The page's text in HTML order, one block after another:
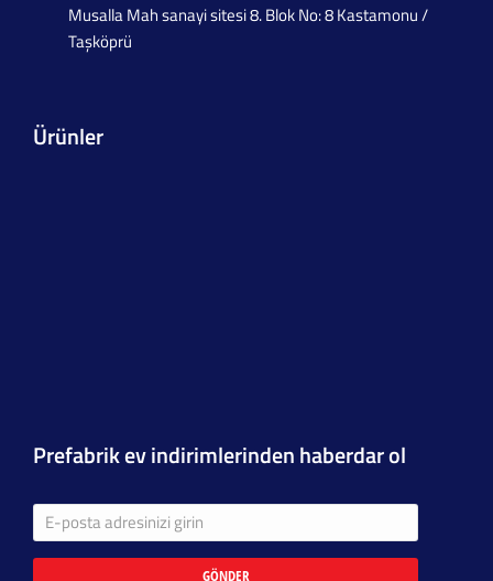
Musalla Mah sanayi sitesi 8. Blok No: 8 Kastamonu /
Taşköprü
Ürünler
Prefabrik ev indirimlerinden haberdar ol
GÖNDER